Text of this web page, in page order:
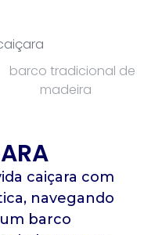
caiçara com
navegando
barco